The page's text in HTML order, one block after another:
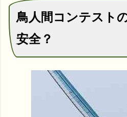
鳥人間コンテスト
安全？